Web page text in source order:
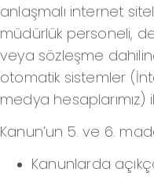
anlaşmalı internet
müdürlük personeli,
veya sözleşme
otomatik sistemler
medya hesaplarımız)
Kanun’un 5. ve 6.
Kanunlarda